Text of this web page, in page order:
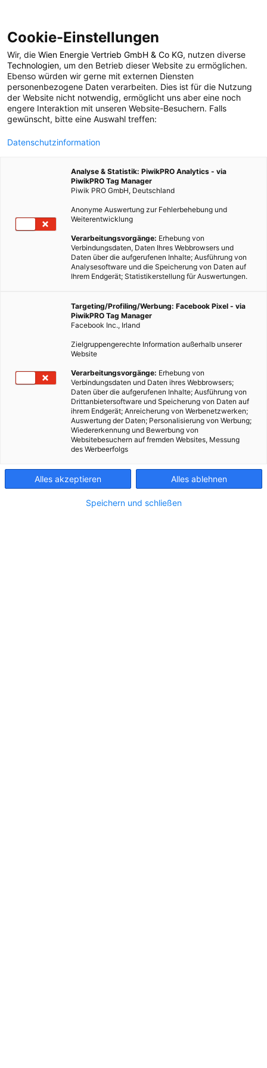
POSTS BY TAG
Betonentwicklung
1 BEITRAG
Cookie-Einstellungen
Wir, die Wien Energie Vertrieb GmbH & Co KG, nutzen diverse
Technologien, um den Betrieb dieser Website zu ermöglichen.
Ebenso würden wir gerne mit externen Diensten
personenbezogene Daten verarbeiten. Dies ist für die Nutzung
der Website nicht notwendig, ermöglicht uns aber eine noch
engere Interaktion mit unseren Website-Besuchern. Falls
gewünscht, bitte eine Auswahl treffen:
Datenschutzinformation
Analyse & Statistik: PiwikPRO Analytics - via
PiwikPRO Tag Manager
Piwik PRO GmbH, Deutschland
Anonyme Auswertung zur Fehlerbehebung und
Weiterentwicklung
Verarbeitungsvorgänge: Erhebung von
Verbindungsdaten, Daten Ihres Webbrowsers und
Daten über die aufgerufenen Inhalte; Ausführung von
Analysesoftware und die Speicherung von Daten auf
Ihrem Endgerät; Statistikerstellung für Auswertungen.
Targeting/Profiling/Werbung: Facebook Pixel - via
PiwikPRO Tag Manager
Facebook Inc., Irland
Zielgruppengerechte Information außerhalb unserer
Website
Verarbeitungsvorgänge: Erhebung von
Verbindungsdaten und Daten ihres Webbrowsers;
Daten über die aufgerufenen Inhalte; Ausführung von
Drittanbietersoftware und Speicherung von Daten auf
ihrem Endgerät; Anreicherung von Werbenetzwerken;
Auswertung der Daten; Personalisierung von Werbung;
Wiedererkennung und Bewerbung von
Websitebesuchern auf fremden Websites, Messung
des Werbeerfolgs
Alles akzeptieren Alles ablehnen
Speichern und schließen